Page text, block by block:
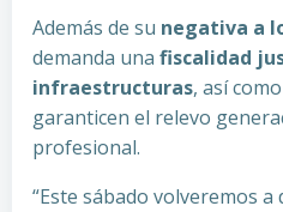
Además de su negativa a
demanda una fiscalidad
infraestructuras, así
garanticen el relevo
profesional.
“Este sábado volveremos